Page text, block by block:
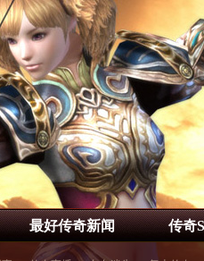
最好传奇新闻 传奇